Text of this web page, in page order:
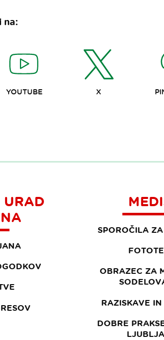
na:
YOUTUBE X
URAD
SPOROČILA
OBRAZEC ZA
RAZISKAVE
DOBRE